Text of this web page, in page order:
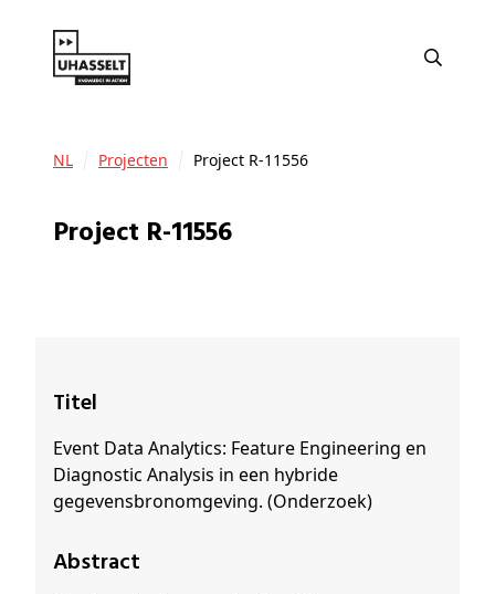
NL Projecten Project R-11556
Project R-11556
Titel
Event Data Analytics: Feature Engineering en
Diagnostic Analysis in een hybride
gegevensbronomgeving. (Onderzoek)
Abstract